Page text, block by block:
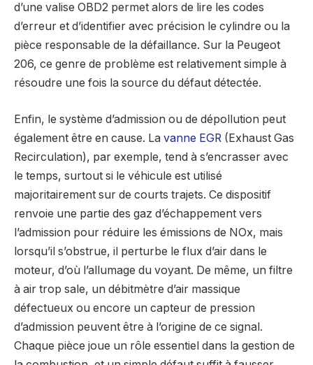
d’une valise OBD2 permet alors de lire les codes
d’erreur et d’identifier avec précision le cylindre ou la
pièce responsable de la défaillance. Sur la Peugeot
206, ce genre de problème est relativement simple à
résoudre une fois la source du défaut détectée.
Enfin, le système d’admission ou de dépollution peut
également être en cause. La vanne EGR (Exhaust Gas
Recirculation), par exemple, tend à s’encrasser avec
le temps, surtout si le véhicule est utilisé
majoritairement sur de courts trajets. Ce dispositif
renvoie une partie des gaz d’échappement vers
l’admission pour réduire les émissions de NOx, mais
lorsqu’il s’obstrue, il perturbe le flux d’air dans le
moteur, d’où l’allumage du voyant. De même, un filtre
à air trop sale, un débitmètre d’air massique
défectueux ou encore un capteur de pression
d’admission peuvent être à l’origine de ce signal.
Chaque pièce joue un rôle essentiel dans la gestion de